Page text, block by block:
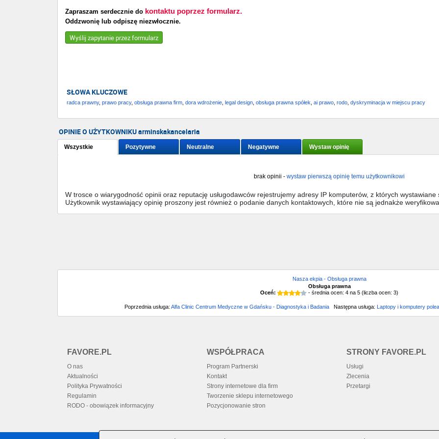
Zapraszam serdecznie do kontaktu poprzez formularz.
Oddzwonię lub odpiszę niezwłocznie.
Wyślij zapytanie przez formularz
SŁOWA KLUCZOWE
radca prawny, prawo pracy, obsługa prawna firm dora wdrożenie legal design obsługa prawna spółek ai prawo rodo dyskryminacja w miejscu pracy
OPINIE O UŻYTKOWNIKU arminskakancelaria
Wszystkie Pozytywne Neutralne Negatywne Wystaw opinię
brak opinii - wystaw pierwszą opinię temu użytkownikowi
W trosce o wiarygodność opinii oraz reputację usługodawców rejestrujemy adresy IP komputerów, z których wystawiane
Użytkownik wystawiający opinię proszony jest również o podanie danych kontaktowych, które nie są jednakże
Nasza ekpia - Obsługa prawna
Obsługa prawna
Oceń:
- średnia ocen: 4 na 5 (liczba ocen: 3)
Poprzednia usługa: Alfa Clinic Centrum Medyczne w Gdańsku - Diagnostyka i BadaniaNastępna usługa: Laptopy i komputery
FAVORE.PL
O nas
Aktualności
Polityka Prywatności
Regulamin
RODO - obowiązek informacyjny
WSPÓŁPRACA
Program Partnerski
Kontakt
Strony internetowe dla firm
Tworzenie sklepu internetowego
Pozycjonowanie stron
STRONY FAVORE.PL
Usługi
Zlecenia
Przetargi